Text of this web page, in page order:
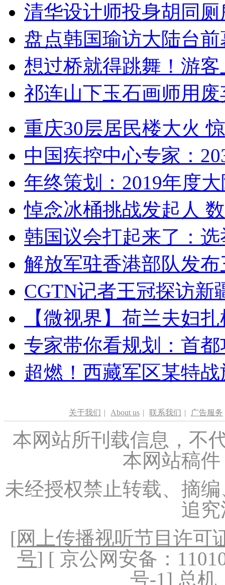
清华设计师投身胡同
盘点韩国瑜访大陆台
想过桥就得跳舞！游客
祁连山下玉石画师用
重庆30层居民楼大火
中国疾控中心专家：
年终策划：2019年度
悼念冰桶挑战发起人
韩国议会打起来了：
解放军驻香港部队发
CGTN记者王冠探访新
【微视界】荷兰夫妇
专家带你看规划：首
超燃！西藏军区某特
关于我们 | About us | 联系我们 | 广告服务
本网站所刊载信息，不
本网站稿
未经授权禁止转载、摘
追
[网上传播视听节目许可
号] [ 京公网安备：
号-1 ] 总机